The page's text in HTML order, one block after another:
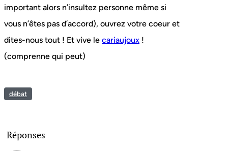
important alors n’insultez personne même si
vous n’êtes pas d’accord), ouvrez votre coeur et
dites-nous tout ! Et vive le cariaujoux !
(comprenne qui peut)
débat
Réponses